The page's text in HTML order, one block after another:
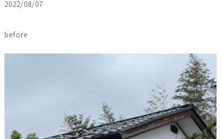
2022/08/07
before